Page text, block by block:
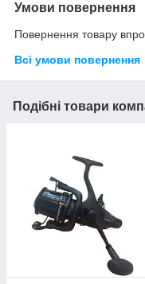
Умови повернення
Повернення товару
Всі умови повернення
Подібні товари